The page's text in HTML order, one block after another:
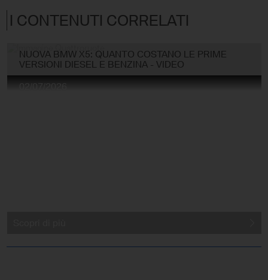
I CONTENUTI CORRELATI
NUOVA BMW X5: QUANTO COSTANO LE PRIME
VERSIONI DIESEL E BENZINA - VIDEO